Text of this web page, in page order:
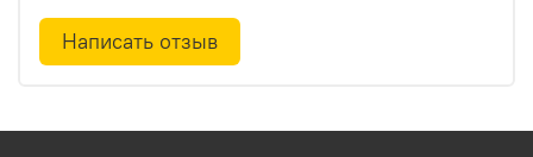
Написать отзыв